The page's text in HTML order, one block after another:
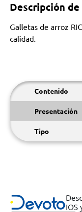
Descripción
Galletas de arroz
calidad.
Contenido
Presentación
Tipo
IOS